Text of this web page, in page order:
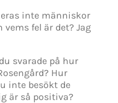
inte människor
fel är det? Jag
svarade på hur
Hur
inte besökt de
är så positiva?